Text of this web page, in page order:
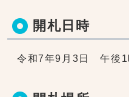
開札日時
令和7年9月3日 午後1